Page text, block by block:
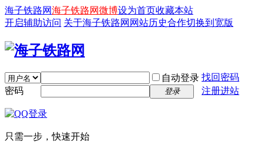
海子铁路网海子铁路网微博设为首页收藏本站
开启辅助访问 关于海子铁路网 网站历史合作切换到宽版
自动登录 找回密码
密码
登录 注册进站
只需一步，快速开始